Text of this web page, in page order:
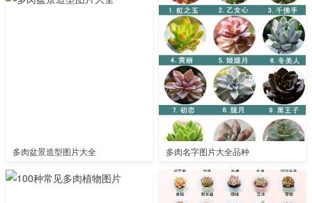
多肉盆景造型图片大全 多肉名字图片大全品种